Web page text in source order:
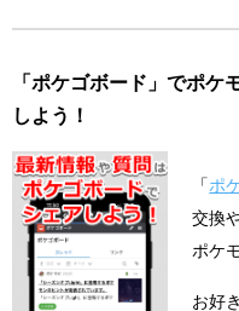
「ポケゴボード」でポ
しよう！
「ポ
交換
ポケ
お好